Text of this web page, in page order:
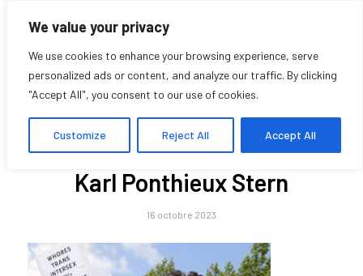
We value your privacy
We use cookies to enhance your browsing experience, serve
personalized ads or content, and analyze our traffic. By clicking
"Accept All", you consent to our use of cookies.
Customize Reject All Accept All
Blog - A la une
Karl Ponthieux Stern
16 octobre 2023